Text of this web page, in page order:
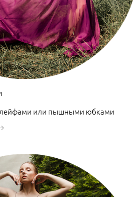
или пышными юбками